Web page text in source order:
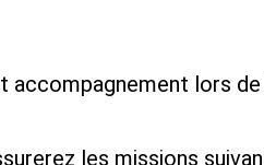
accompagnement lors
les missions